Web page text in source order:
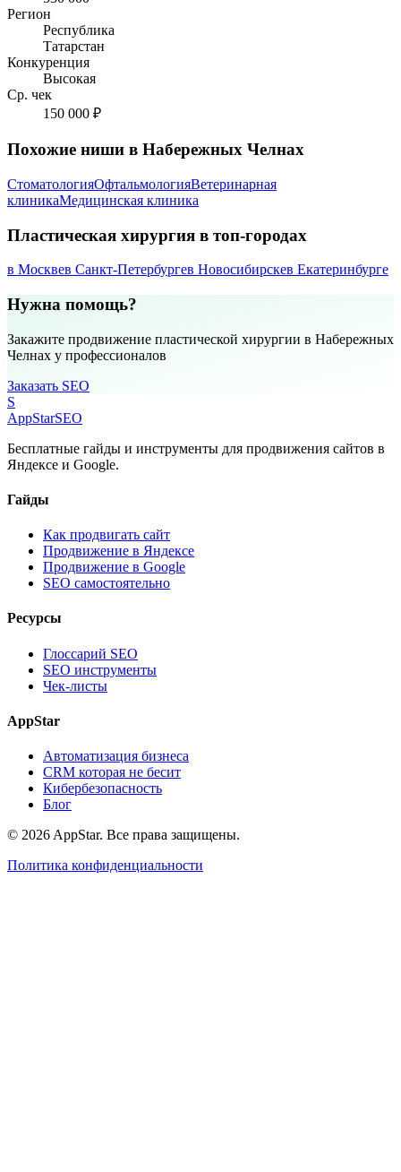
Регион
Республика
Татарстан
Конкуренция
Высокая
Ср. чек
150 000 ₽
Похожие ниши в Набережных Челнах
СтоматологияОфтальмологияВетеринарная
клиникаМедицинская клиника
Пластическая хирургия в топ-городах
в Москвев Санкт-Петербургев Новосибирскев Екатеринбурге
Нужна помощь?
Закажите продвижение пластической хирургии в Набережных
Челнах у профессионалов
Заказать SEO
S
AppStarSEO
Бесплатные гайды и инструменты для продвижения сайтов в
Яндексе и Google.
Гайды
Как продвигать сайт
Продвижение в Яндексе
Продвижение в Google
SEO самостоятельно
Ресурсы
Глоссарий SEO
SEO инструменты
Чек-листы
AppStar
Автоматизация бизнеса
CRM которая не бесит
Кибербезопасность
Блог
© 2026 AppStar. Все права защищены.
Политика конфиденциальности